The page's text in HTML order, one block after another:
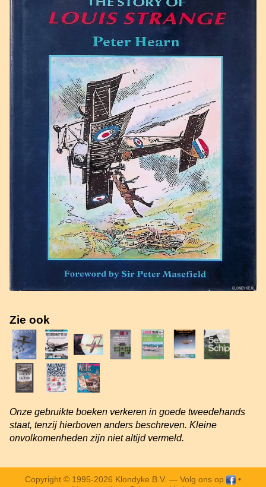
Zie ook
Onze gebruikte boeken verkeren in goede tweedehands
staat, tenzij hierboven anders beschreven. Kleine
onvolkomenheden zijn niet altijd vermeld.
Copyright © 1995-2026 Klondyke B.V. — Volg ons op
•